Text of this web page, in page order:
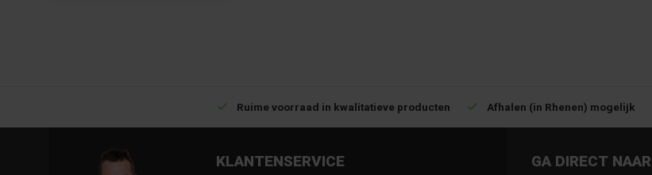
Ruime voorraad in kwalitatieve producten Afhalen (in Rhenen) mogelijk
KLANTENSERVICE GA DIRECT NAAR